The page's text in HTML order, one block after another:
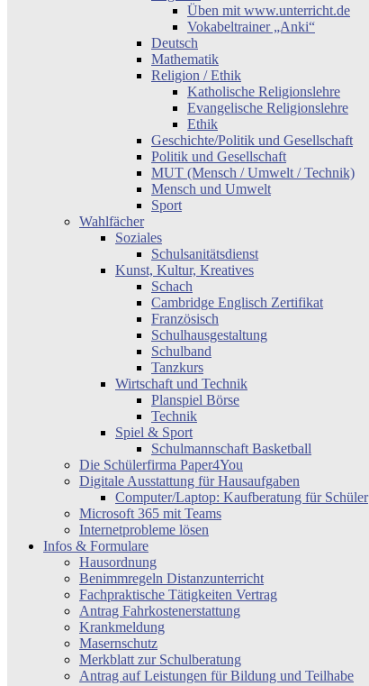
Üben mit www.unterricht.de
Vokabeltrainer „Anki“
Deutsch
Mathematik
Religion / Ethik
Katholische Religionslehre
Evangelische Religionslehre
Ethik
Geschichte/Politik und Gesellschaft
Politik und Gesellschaft
MUT (Mensch / Umwelt / Technik)
Mensch und Umwelt
Sport
Wahlfächer
Soziales
Schulsanitätsdienst
Kunst, Kultur, Kreatives
Schach
Cambridge Englisch Zertifikat
Französisch
Schulhausgestaltung
Schulband
Tanzkurs
Wirtschaft und Technik
Planspiel Börse
Technik
Spiel & Sport
Schulmannschaft Basketball
Die Schülerfirma Paper4You
Digitale Ausstattung für Hausaufgaben
Computer/Laptop: Kaufberatung für Schüler
Microsoft 365 mit Teams
Internetprobleme lösen
Infos & Formulare
Hausordnung
Benimmregeln Distanzunterricht
Fachpraktische Tätigkeiten Vertrag
Antrag Fahrkostenerstattung
Krankmeldung
Masernschutz
Merkblatt zur Schulberatung
Antrag auf Leistungen für Bildung und Teilhabe